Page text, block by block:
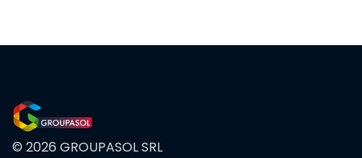
© 2026 GROUPASOL SRL